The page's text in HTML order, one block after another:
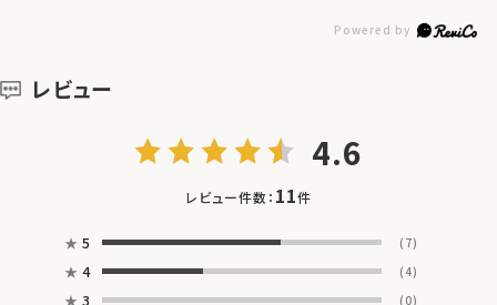
レビュー
4.6
レビュー件数： 11件
★ 5 (7)
★ 4 (4)
★ 3 (0)